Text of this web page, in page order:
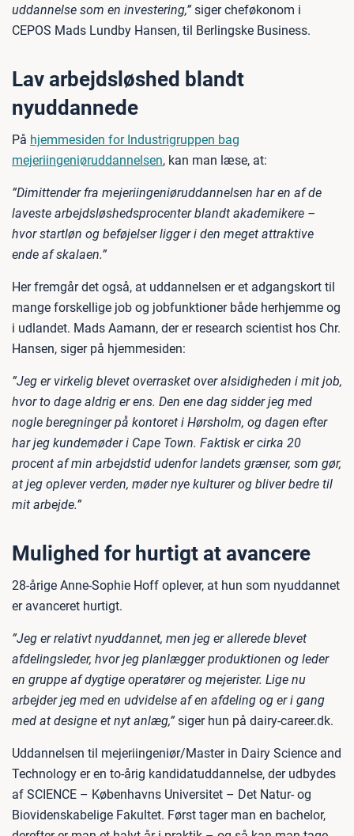
uddannelse som en investering,” siger cheføkonom i
CEPOS Mads Lundby Hansen, til Berlingske Business.
Lav arbejdsløshed blandt
nyuddannede
På hjemmesiden for Industrigruppen bag
mejeriingeniøruddannelsen, kan man læse, at:
”Dimittender fra mejeriingeniøruddannelsen har en af de
laveste arbejdsløshedsprocenter blandt akademikere –
hvor startløn og beføjelser ligger i den meget attraktive
ende af skalaen.”
Her fremgår det også, at uddannelsen er et adgangskort til
mange forskellige job og jobfunktioner både herhjemme og
i udlandet. Mads Aamann, der er research scientist hos Chr.
Hansen, siger på hjemmesiden:
”Jeg er virkelig blevet overrasket over alsidigheden i mit job,
hvor to dage aldrig er ens. Den ene dag sidder jeg med
nogle beregninger på kontoret i Hørsholm, og dagen efter
har jeg kundemøder i Cape Town. Faktisk er cirka 20
procent af min arbejdstid udenfor landets grænser, som gør,
at jeg oplever verden, møder nye kulturer og bliver bedre til
mit arbejde.”
Mulighed for hurtigt at avancere
28-årige Anne-Sophie Hoff oplever, at hun som nyuddannet
er avanceret hurtigt.
”Jeg er relativt nyuddannet, men jeg er allerede blevet
afdelingsleder, hvor jeg planlægger produktionen og leder
en gruppe af dygtige operatører og mejerister. Lige nu
arbejder jeg med en udvidelse af en afdeling og er i gang
med at designe et nyt anlæg,” siger hun på dairy-career.dk.
Uddannelsen til mejeriingeniør/Master in Dairy Science and
Technology er en to-årig kandidatuddannelse, der udbydes
af SCIENCE – Københavns Universitet – Det Natur- og
Biovidenskabelige Fakultet. Først tager man en bachelor,